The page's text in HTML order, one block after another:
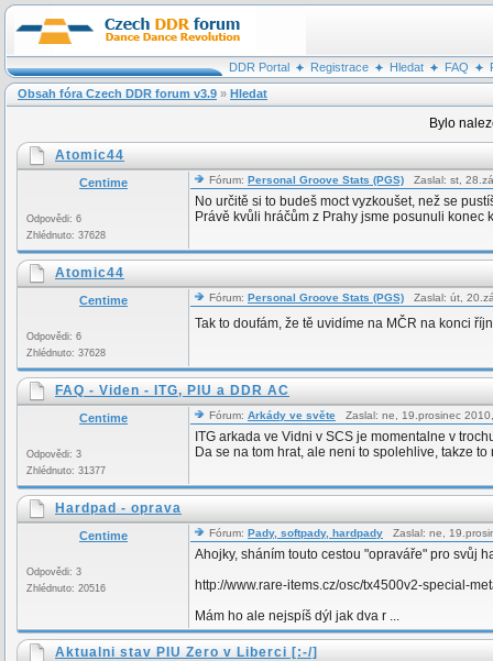
DDR Portal Registrace Hledat FAQ
Obsah fóra Czech DDR forum v3.9 » Hledat
Bylo
Atomic44
Centime
Odpovědi: 6
Zhlédnuto: 37628
Fórum: Personal Groove Stats (PGS) Zaslal: st,
No určitě si to budeš moct vyzkoušet, než se
Právě kvůli hráčům z Prahy jsme posunuli konec
Atomic44
Centime
Odpovědi: 6
Zhlédnuto: 37628
Fórum: Personal Groove Stats (PGS) Zaslal: út,
Tak to doufám, že tě uvidíme na MČR na konci
FAQ - Viden - ITG, PIU a DDR AC
Centime
Odpovědi: 3
Zhlédnuto: 31377
Fórum: Arkády ve světe Zaslal: ne, 19.prosinec
ITG arkada ve Vidni v SCS je momentalne v
Da se na tom hrat, ale neni to spolehlive, takze to
Hardpad - oprava
Centime
Odpovědi: 3
Zhlédnuto: 20516
Fórum: Pady, softpady, hardpady Zaslal: ne,
Ahojky, sháním touto cestou "opraváře" pro svůj
http://www.rare-items.cz/osc/tx4500v2-special-
Mám ho ale nejspíš dýl jak dva r ...
Aktualni stav PIU Zero v Liberci [:-/]